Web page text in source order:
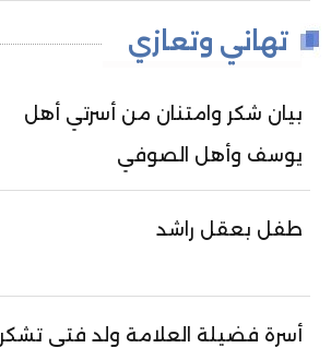
تهاني وتعازي
بيان شكر وامتنان من أسرتي أهل
يوسف وأهل الصوفي
طفل بعقل راشد
أسرة فضيلة العلامة ولد فتى تشكر